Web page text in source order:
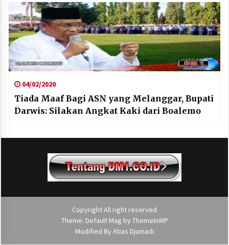
04/02/2020
Tiada Maaf Bagi ASN yang Melanggar, Bupati
Darwis: Silakan Angkat Kaki dari Boalemo
Copyright All right reserved
Theme: Default Mag by ThemeInWP
Modified By Abas Djumadi